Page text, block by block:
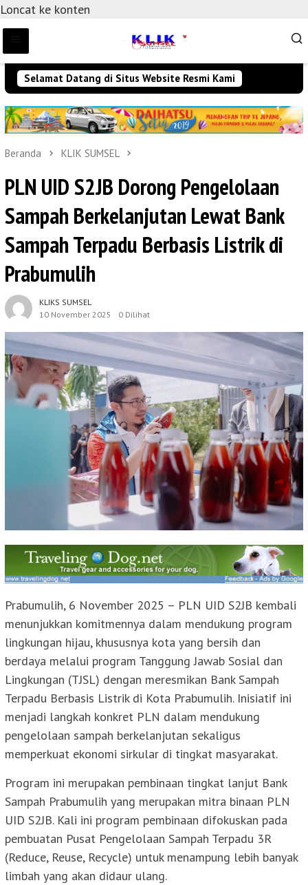
Loncat ke konten
Selamat Datang di Situs Website Resmi Kami
Beranda KLIK SUMSEL
PLN UID S2JB Dorong Pengelolaan
Sampah Berkelanjutan Lewat Bank
Sampah Terpadu Berbasis Listrik di
Prabumulih
KLIKS SUMSEL
10 November 2025
0 Dilihat
Prabumulih, 6 November 2025 – PLN UID S2JB kembali
menunjukkan komitmennya dalam mendukung program
lingkungan hijau, khususnya kota yang bersih dan
berdaya melalui program Tanggung Jawab Sosial dan
Lingkungan (TJSL) dengan meresmikan Bank Sampah
Terpadu Berbasis Listrik di Kota Prabumulih. Inisiatif ini
menjadi langkah konkret PLN dalam mendukung
pengelolaan sampah berkelanjutan sekaligus
memperkuat ekonomi sirkular di tingkat masyarakat.
Program ini merupakan pembinaan tingkat lanjut Bank
Sampah Prabumulih yang merupakan mitra binaan PLN
UID S2JB. Kali ini program pembinaan difokuskan pada
pembuatan Pusat Pengelolaan Sampah Terpadu 3R
(Reduce, Reuse, Recycle) untuk menampung lebih banyak
limbah yang akan didaur ulang.